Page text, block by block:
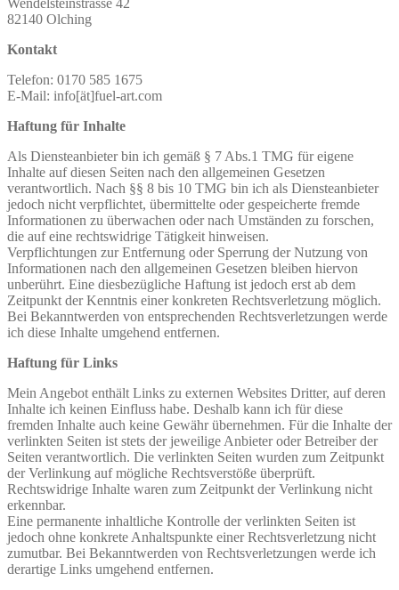
82140 Olching
Kontakt
Telefon: 0170 585 1675
E-Mail: info[ät]fuel-art.com
Haftung für Inhalte
Als Diensteanbieter bin ich gemäß § 7 Abs.1 TMG für eigene
Inhalte auf diesen Seiten nach den allgemeinen Gesetzen
verantwortlich. Nach §§ 8 bis 10 TMG bin ich als Diensteanbieter
jedoch nicht verpflichtet, übermittelte oder gespeicherte fremde
Informationen zu überwachen oder nach Umständen zu forschen,
die auf eine rechtswidrige Tätigkeit hinweisen.
Verpflichtungen zur Entfernung oder Sperrung der Nutzung von
Informationen nach den allgemeinen Gesetzen bleiben hiervon
unberührt. Eine diesbezügliche Haftung ist jedoch erst ab dem
Zeitpunkt der Kenntnis einer konkreten Rechtsverletzung möglich.
Bei Bekanntwerden von entsprechenden Rechtsverletzungen werde
ich diese Inhalte umgehend entfernen.
Haftung für Links
Mein Angebot enthält Links zu externen Websites Dritter, auf deren
Inhalte ich keinen Einfluss habe. Deshalb kann ich für diese
fremden Inhalte auch keine Gewähr übernehmen. Für die Inhalte der
verlinkten Seiten ist stets der jeweilige Anbieter oder Betreiber der
Seiten verantwortlich. Die verlinkten Seiten wurden zum Zeitpunkt
der Verlinkung auf mögliche Rechtsverstöße überprüft.
Rechtswidrige Inhalte waren zum Zeitpunkt der Verlinkung nicht
erkennbar.
Eine permanente inhaltliche Kontrolle der verlinkten Seiten ist
jedoch ohne konkrete Anhaltspunkte einer Rechtsverletzung nicht
zumutbar. Bei Bekanntwerden von Rechtsverletzungen werde ich
derartige Links umgehend entfernen.